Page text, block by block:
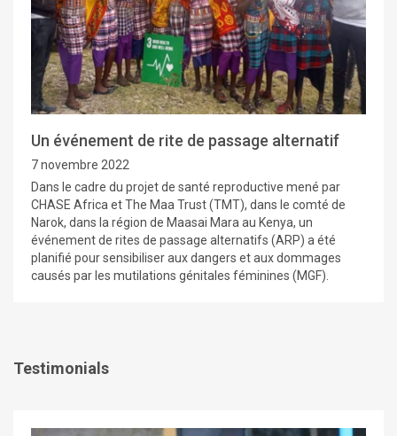
Un événement de rite de passage alternatif
7 novembre 2022
Dans le cadre du projet de santé reproductive mené par
CHASE Africa et The Maa Trust (TMT), dans le comté de
Narok, dans la région de Maasai Mara au Kenya, un
événement de rites de passage alternatifs (ARP) a été
planifié pour sensibiliser aux dangers et aux dommages
causés par les mutilations génitales féminines (MGF).
Testimonials